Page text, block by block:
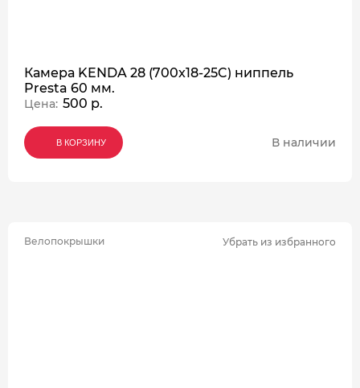
Камера KENDA 28 (700x18-25C) ниппель
Presta 60 мм.
Цена: 500 р.
В КОРЗИНУ
В КОРЗИНУ
В КОРЗИНУ В наличии
Велопокрышки Убрать из избранного